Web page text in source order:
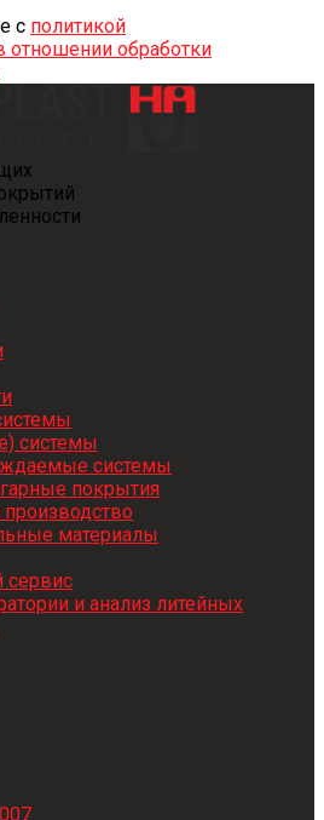
с политикой
отношении обработки
системы
системы
покрытия
материалы
сервис
и анализ литейных